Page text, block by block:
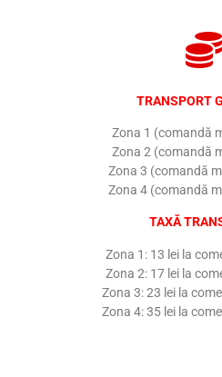
TRANSPORT
Zona 1 (comandă
Zona 2 (comandă
Zona 3 (comandă
Zona 4 (comandă
TAXĂ
Zona 1: 13 lei la
Zona 2: 17 lei la
Zona 3: 23 lei la
Zona 4: 35 lei la